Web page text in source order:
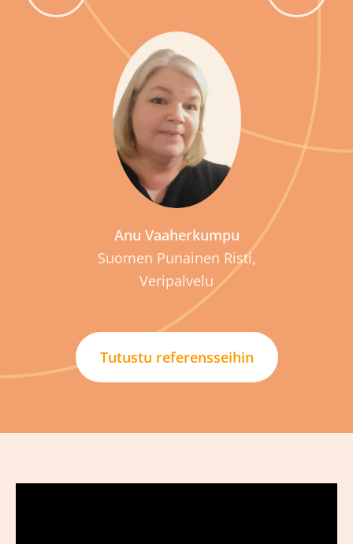
Anu Vaaherkumpu
Suomen Punainen Risti,
Veripalvelu
Tutustu referensseihin